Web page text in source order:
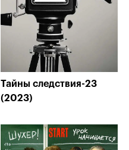
Тайны следствия-23
(2023)